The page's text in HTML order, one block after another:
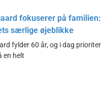
fokuserer på familien:
særlige øjeblikke
fylder 60 år, og i dag
en helt